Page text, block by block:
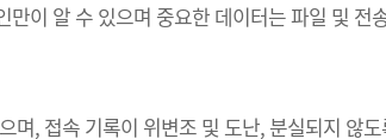
이 알 수 있으며 중요한 데이터는 파일 및 전
, 접속 기록이 위변조 및 도난, 분실되지 않